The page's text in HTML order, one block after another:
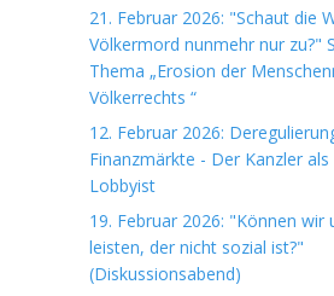
21. Februar 2026: "Schaut die
Völkermord nunmehr nur zu?"
Thema „Erosion der
Völkerrechts “
12. Februar 2026:
Finanzmärkte - Der Kanzler
Lobbyist
19. Februar 2026: "Können wir
leisten, der nicht sozial ist?"
(Diskussionsabend)